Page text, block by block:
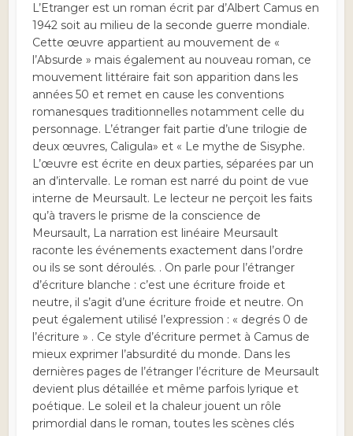
L’Etranger est un roman écrit par d’Albert Camus en
1942 soit au milieu de la seconde guerre mondiale.
Cette œuvre appartient au mouvement de «
l’Absurde » mais également au nouveau roman, ce
mouvement littéraire fait son apparition dans les
années 50 et remet en cause les conventions
romanesques traditionnelles notamment celle du
personnage. L’étranger fait partie d’une trilogie de
deux œuvres, Caligula» et « Le mythe de Sisyphe.
L’œuvre est écrite en deux parties, séparées par un
an d’intervalle. Le roman est narré du point de vue
interne de Meursault. Le lecteur ne perçoit les faits
qu’à travers le prisme de la conscience de
Meursault, La narration est linéaire Meursault
raconte les événements exactement dans l’ordre
ou ils se sont déroulés. . On parle pour l’étranger
d’écriture blanche : c’est une écriture froide et
neutre, il s’agit d’une écriture froide et neutre. On
peut également utilisé l’expression : « degrés 0 de
l’écriture » . Ce style d’écriture permet à Camus de
mieux exprimer l’absurdité du monde. Dans les
dernières pages de l’étranger l’écriture de Meursault
devient plus détaillée et même parfois lyrique et
poétique. Le soleil et la chaleur jouent un rôle
primordial dans le roman, toutes les scènes clés